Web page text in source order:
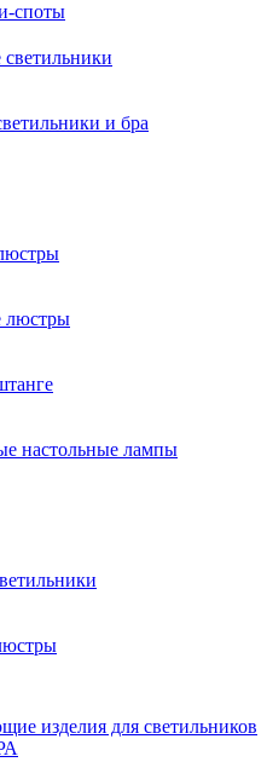
споты
и бра
люстры
настольные лампы
изделия для светильников